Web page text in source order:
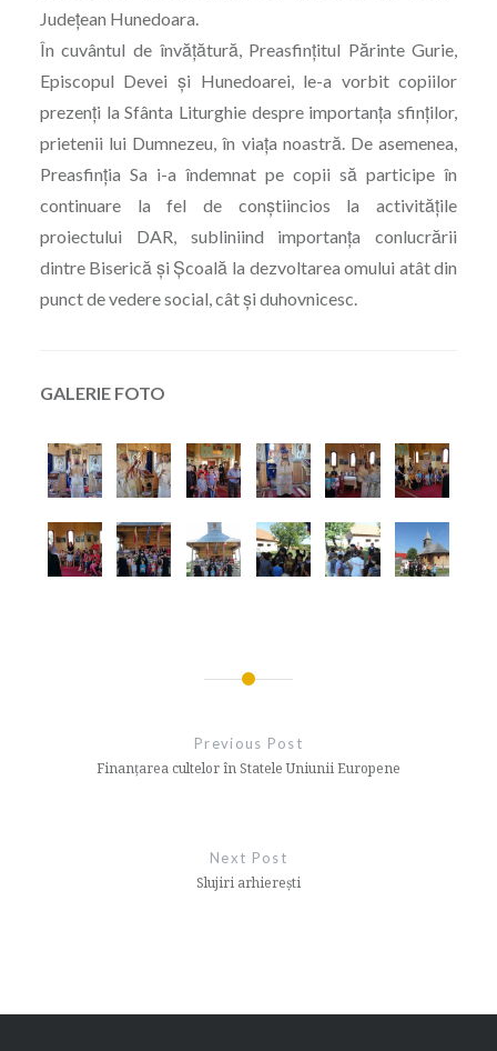
Județean Hunedoara.
În cuvântul de învățătură, Preasfințitul Părinte Gurie,
Episcopul Devei și Hunedoarei, le-a vorbit copiilor
prezenți la Sfânta Liturghie despre importanța sfinților,
prietenii lui Dumnezeu, în viața noastră. De asemenea,
Preasfinția Sa i-a îndemnat pe copii să participe în
continuare la fel de conștiincios la activitățile
proiectului DAR, subliniind importanța conlucrării
dintre Biserică și Școală la dezvoltarea omului atât din
punct de vedere social, cât și duhovnicesc.
GALERIE FOTO
articole
Previous Post
Finanţarea cultelor în Statele Uniunii Europene
Next Post
Slujiri arhierești